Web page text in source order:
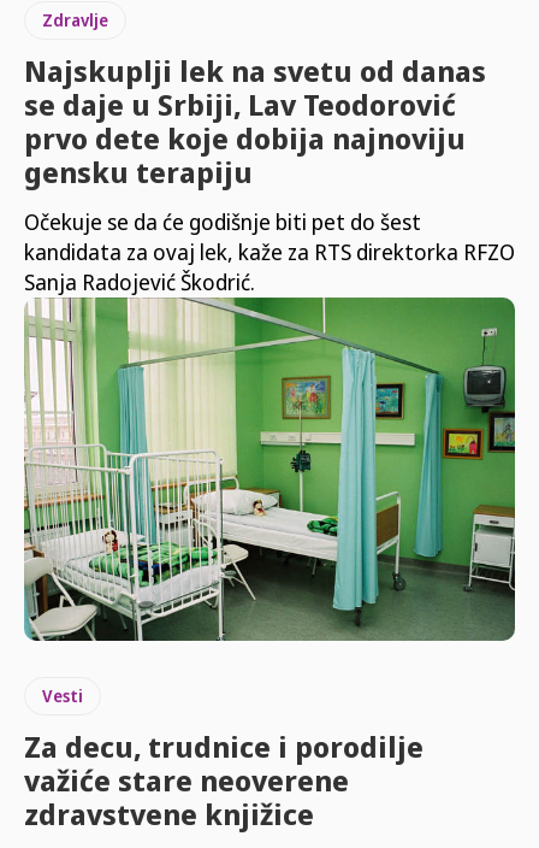
Zdravlje
Najskuplji lek na svetu od danas
se daje u Srbiji, Lav Teodorović
prvo dete koje dobija najnoviju
gensku terapiju
Očekuje se da će godišnje biti pet do šest
kandidata za ovaj lek, kaže za RTS direktorka RFZO
Sanja Radojević Škodrić.
Vesti
Za decu, trudnice i porodilje
važiće stare neoverene
zdravstvene knjižice